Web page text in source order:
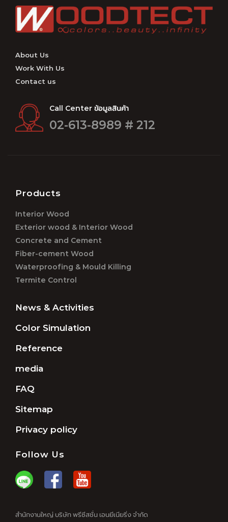
About Us
Work With Us
Contact us
Call Center ข้อมูลสินค้า
02-613-8989 # 212
Products
Interior Wood
Exterior wood & Interior Wood
Concrete and Cement
Fiber-cement Wood
Waterproofing & Mould Killing
Termite Control
News & Activities
Color Simulation
Reference
media
FAQ
Sitemap
Privacy policy
Follow Us
สำนักงานใหญ่ บริษัท พรีซีสชั่น เอนยีเนียริ่ง จำกัด